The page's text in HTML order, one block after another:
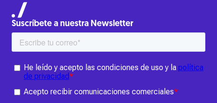
Suscríbete a nuestra Newsletter